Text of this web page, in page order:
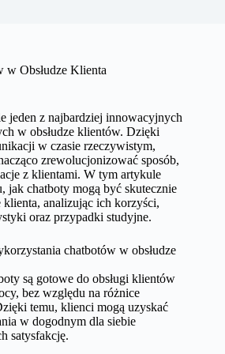
w Obsłudze Klienta
jeden z najbardziej innowacyjnych
w obsłudze klientów. Dzięki
w czasie rzeczywistym,
zrewolucjonizować sposób,
z klientami. W tym artykule
jak chatboty mogą być skutecznie
klienta, analizując ich korzyści,
oraz przypadki studyjne.
chatbotów w obsłudze
są gotowe do obsługi klientów
bez względu na różnice
temu, klienci mogą uzyskać
w dogodnym dla siebie
satysfakcję.